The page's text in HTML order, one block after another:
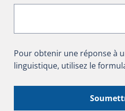
Pour obtenir une réponse à
linguistique, utilisez le